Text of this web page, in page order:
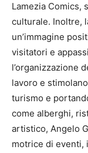
Lamezia Comics,
culturale. Inoltre,
un’immagine
visitatori e
l’organizzazione
lavoro e
turismo e
come alberghi,
artistico, Angelo
motrice di eventi,